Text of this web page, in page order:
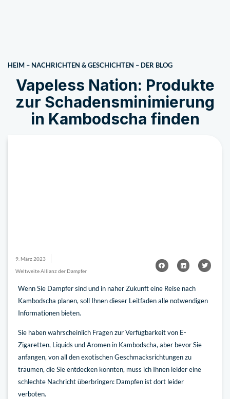
HEIM – NACHRICHTEN & GESCHICHTEN – DER BLOG
Vapeless Nation: Produkte
zur Schadensminimierung
in Kambodscha finden
9. März 2023
Weltweite Allianz der Dampfer
Wenn Sie Dampfer sind und in naher Zukunft eine Reise nach
Kambodscha planen, soll Ihnen dieser Leitfaden alle notwendigen
Informationen bieten.
Sie haben wahrscheinlich Fragen zur Verfügbarkeit von E-
Zigaretten, Liquids und Aromen in Kambodscha, aber bevor Sie
anfangen, von all den exotischen Geschmacksrichtungen zu
träumen, die Sie entdecken könnten, muss ich Ihnen leider eine
schlechte Nachricht überbringen: Dampfen ist dort leider
verboten.